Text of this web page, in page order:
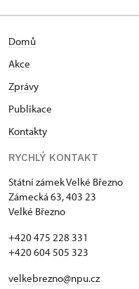
Domů
Akce
Zprávy
Publikace
Kontakty
RYCHLÝ KONTAKT
Státní zámek Velké Březno
Zámecká 63, 403 23
Velké Březno
+420 475 228 331
+420 604 505 323
velkebrezno@npu.cz